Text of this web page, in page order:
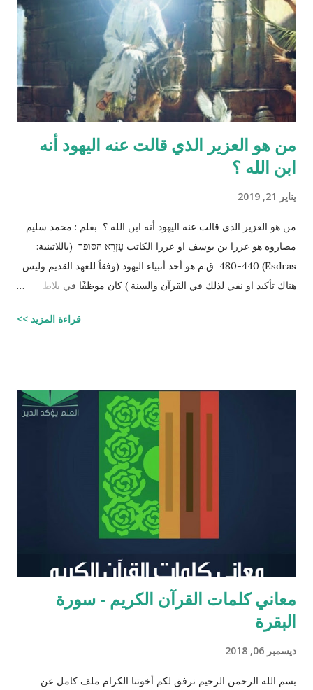
الرجل أبيض وماء المرأة أصفر، فإذا اجتمعا فعلا مني الرجل مني
المرأة أذكرا بإذن الله، وإذا علا مني المرأة مني الرجل أنثا بإذن الله "
صحيح مسلم ‪http://fatwa.islamweb.net/fatwa/index.php?
page=sh...
من هو العزير الذي قالت عنه اليهود أنه
ابن الله ؟
يناير 21, 2019
من هو العزير الذي قالت عنه اليهود أنه ابن الله ؟ بقلم : محمد سليم
مصاروه هو عزرا بن يوسف او عزرا الكاتب עֶזְרָא הַסּוֹפֵר (باللاتينية:
Esdras) 480-440 ق.م هو أحد أنبياء اليهود (وفقاً للعهد القديم وليس
هناك تأكيد او نفي لذلك في القرآن والسنة ) كان موظفًا في بلاط
اليهودية وكان ملماً بالتوراة ومدرساً لتعاليمها وكذلك كان كاتباً ماهراً
تعاليمها وطهر المجتمع اليهودي من الزواج المختلط، ولهذه الأسباب
يحتل عزرا الكاتب مكانه عاليه جداً في الإرث الديني اليهود وقصته
مذكوره في ( سفر عزرا ) في العهد القديم ونجد في ملاحق الشروحات
اليهوديه للمشناه والمعروفه باسم ( توسفتا ) תוספתא نجد رأياً يُزعم ان
عزرا الكاتب كان مستحقاً لان تتنزل عليه التوراه لولا ان موسى عليه
السلام سبقه ! כי ראויה הייתה התורה להינתן על י...
قراءة المزيد >>
معاني كلمات القرآن الكريم - سورة
البقرة
ديسمبر 06, 2018
بسم الله الرحمن الرحيم نرفق لكم أخوتنا الكرام ملف كامل عن